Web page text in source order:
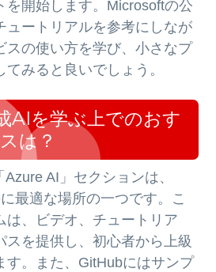
を開始します。Microsoftの公
ュートリアルを参考にしなが
スの使い方を学び、小さなプ
みると良いでしょう。
AIを学ぶ上でのおす
は？
AI」セクションは、
最適な場所の一つです。こ
は、ビデオ、チュートリア
スを提供し、初心者から上級
す。また、GitHubにはサンプ